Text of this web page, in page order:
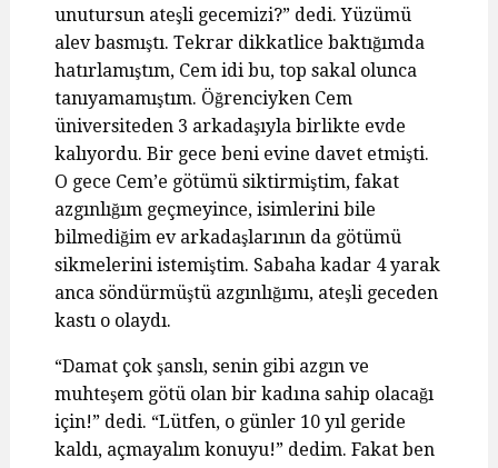
unutursun ateşli gecemizi?” dedi. Yüzümü
alev basmıştı. Tekrar dikkatlice baktığımda
hatırlamıştım, Cem idi bu, top sakal olunca
tanıyamamıştım. Öğrenciyken Cem
üniversiteden 3 arkadaşıyla birlikte evde
kalıyordu. Bir gece beni evine davet etmişti.
O gece Cem’e götümü siktirmiştim, fakat
azgınlığım geçmeyince, isimlerini bile
bilmediğim ev arkadaşlarının da götümü
sikmelerini istemiştim. Sabaha kadar 4 yarak
anca söndürmüştü azgınlığımı, ateşli geceden
kastı o olaydı.
“Damat çok şanslı, senin gibi azgın ve
muhteşem götü olan bir kadına sahip olacağı
için!” dedi. “Lütfen, o günler 10 yıl geride
kaldı, açmayalım konuyu!” dedim. Fakat ben